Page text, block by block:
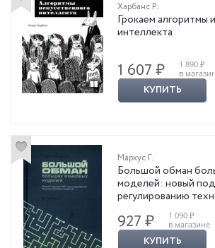
Харбанс Р.
Грокаем алгоритмы
интеллекта
1 607 ₽
1 890 ₽
в
КУПИТЬ
Маркус Г.
Большой обман
моделей: новый
регулированию
927 ₽
1 090 ₽
в магазине
КУПИТЬ